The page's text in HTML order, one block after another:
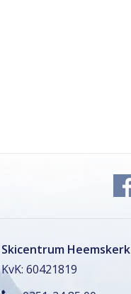
Skicentrum Heemskerk
KvK: 60421819